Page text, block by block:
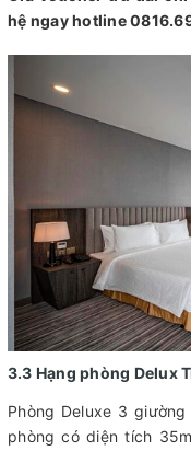
hệ ngay hotline
3.3 Hạng phòng Delux
Phòng Deluxe 3
phòng có diện tích